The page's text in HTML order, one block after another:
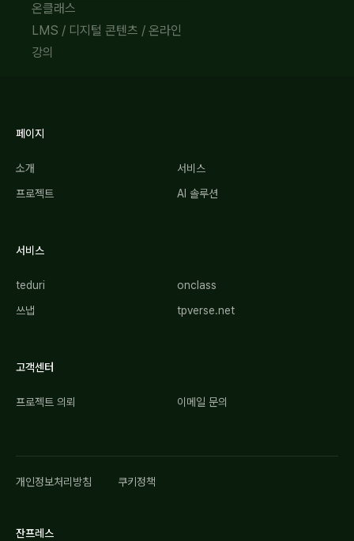
온클래스
LMS / 디지털 콘텐츠 / 온라인
강의
페이지
소개
서비스
프로젝트
AI 솔루션
서비스
teduri
onclass
쓰냅
tpverse.net
고객센터
프로젝트 의뢰 이메일 문의
개인정보처리방침 쿠키정책
잔프레스